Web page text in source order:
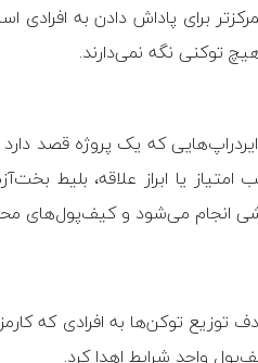
برای پاداش دادن به افرادی
توکنی نگه نمی‌دارند.
که یک پروژه قصد
یا ابراز علاقه، بلیط
انجام می‌شود و کیف‌پول‌های
توزیع توکن‌ها به افرادی که